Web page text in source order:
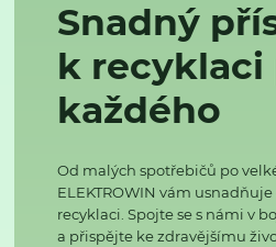
Snadný
k recyklaci
každého
Od malých spotřebičů po
ELEKTROWIN vám
recyklaci. Spojte se s námi v
a přispějte ke zdravějšímu